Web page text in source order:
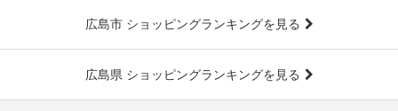
広島市 ショッピングランキングを見る
広島県 ショッピングランキングを見る